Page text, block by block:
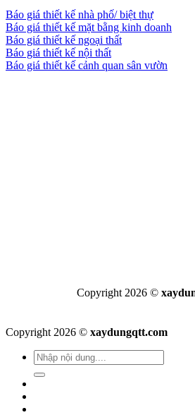
Báo giá thiết kế nhà phố/ biệt thự
Báo giá thiết kế mặt bằng kinh doanh
Báo giá thiết kế ngoại thất
Báo giá thiết kế nội thất
Báo giá thiết kế cảnh quan sân vườn
Copyright 2026 ©
Copyright 2026 © xaydungqtt.com